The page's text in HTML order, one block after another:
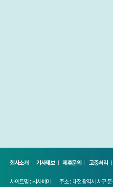
회사소개 기사제보 제휴문의 고충처리
사이트명 : 시사베이 주소 : 대전광역시 서구